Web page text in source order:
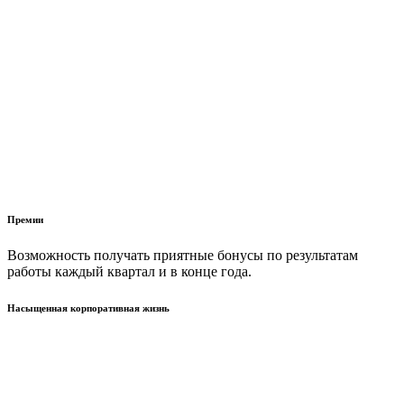
Премии
Возможность получать приятные бонусы по результатам
работы каждый квартал и в конце года.
Насыщенная корпоративная жизнь